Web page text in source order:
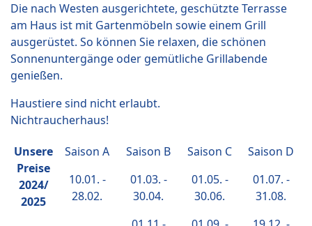
Die nach Westen ausgerichtete, geschützte Terrasse
am Haus ist mit Gartenmöbeln sowie einem Grill
ausgerüstet. So können Sie relaxen, die schönen
Sonnenuntergänge oder gemütliche Grillabende
genießen.
Haustiere sind nicht erlaubt.
Nichtraucherhaus!
Unsere
Preise
2024/
2025
Saison A
10.01. -
28.02.
Saison B
01.03. -
30.04.
Saison C
01.05. -
30.06.
Saison D
01.07. -
31.08.